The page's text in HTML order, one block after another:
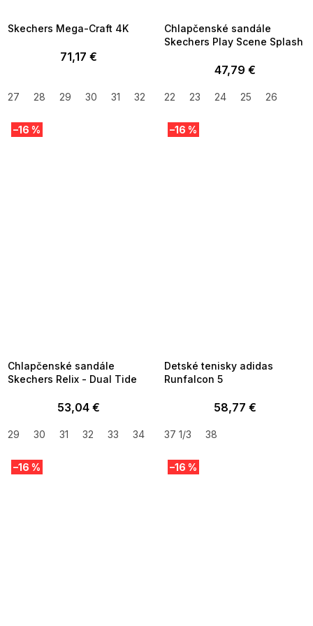
Skechers Mega-Craft 4K
71,17 €
27 28 29 30 31 32 33 34 35 36
Chlapčenské sandále
Skechers Play Scene Splash
47,79 €
22 23 24 25 26
–16 %
Chlapčenské sandále
Skechers Relix - Dual Tide
53,04 €
29 30 31 32 33 34 35
–16 %
Detské tenisky adidas
Runfalcon 5
58,77 €
37 1/3 38
–16 % –16 %